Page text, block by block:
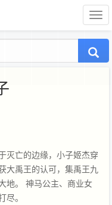
灭亡的边缘，小子姬杰穿
大禹王的认可，集禹王九
地。 神马公主、商业女
。